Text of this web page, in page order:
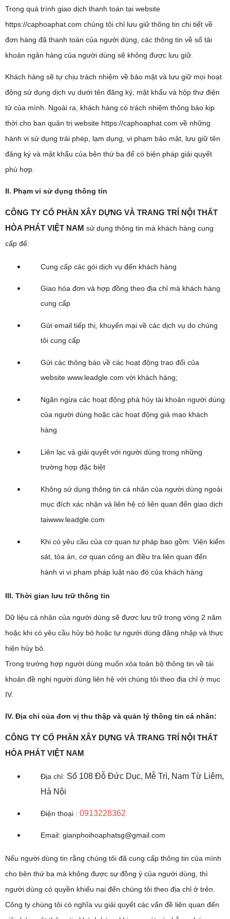
Trong quá trình giao dịch thanh toán tại website
https://caphoaphat.com chúng tôi chỉ lưu giữ thông tin chi tiết về
đơn hàng đã thanh toán của người dùng, các thông tin về số tài
khoản ngân hàng của người dùng sẽ không được lưu giữ.
Khách hàng sẽ tự chịu trách nhiệm về bảo mật và lưu giữ mọi hoạt
động sử dụng dịch vụ dưới tên đăng ký, mật khẩu và hộp thư điện
tử của mình. Ngoài ra, khách hàng có trách nhiệm thông báo kịp
thời cho ban quản trị website https://caphoaphat.com về những
hành vi sử dụng trái phép, lạm dụng, vi phạm bảo mật, lưu giữ tên
đăng ký và mật khẩu của bên thứ ba để có biện pháp giải quyết
phù hợp.
II. Phạm vi sử dụng thông tin
CÔNG TY CỔ PHẦN XÂY DỰNG VÀ TRANG TRÍ NỘI THẤT
HÒA PHÁT VIỆT NAM sử dụng thông tin mà khách hàng cung
cấp để:
Cung cấp các gói dịch vụ đến khách hàng
Giao hóa đơn và hợp đồng theo địa chỉ mà khách hàng
cung cấp
Gửi email tiếp thị, khuyến mại về các dịch vụ do chúng
tôi cung cấp
Gửi các thông báo về các hoạt động trao đổi của
website www.leadgle.com với khách hàng;
Ngăn ngừa các hoạt động phá hủy tài khoản người dùng
của người dùng hoặc các hoạt động giả mạo khách
hàng
Liên lạc và giải quyết với người dùng trong những
trường hợp đặc biệt
Không sử dụng thông tin cá nhân của người dùng ngoài
mục đích xác nhận và liên hệ có liên quan đến giao dịch
tạiwww.leadgle.com
Khi có yêu cầu của cơ quan tư pháp bao gồm: Viện kiểm
sát, tòa án, cơ quan công an điều tra liên quan đến
hành vi vi phạm pháp luật nào đó của khách hàng
III. Thời gian lưu trữ thông tin
Dữ liệu cá nhân của người dùng sẽ được lưu trữ trong vòng 2 năm
hoặc khi có yêu cầu hủy bỏ hoặc tự người dùng đăng nhập và thực
hiện hủy bỏ.
Trong trường hợp người dùng muốn xóa toàn bộ thông tin về tài
khoản đề nghị người dùng liên hệ với chúng tôi theo địa chỉ ở mục
IV.
IV. Địa chỉ của đơn vị thu thập và quản lý thông tin cá nhân:
CÔNG TY CỔ PHẦN XÂY DỰNG VÀ TRANG TRÍ NỘI THẤT
HÒA PHÁT VIỆT NAM
Địa chỉ: Số 108 Đỗ Đức Dục, Mễ Trì, Nam Từ Liêm,
Hà Nội
Điện thoại : 0913228362
Email: gianphoihoaphatsg@gmail.com
Nếu người dùng tin rằng chúng tôi đã cung cấp thông tin của mình
cho bên thứ ba mà không được sự đồng ý của người dùng, thì
người dùng có quyền khiếu nại đến chúng tôi theo địa chỉ ở trên.
Công ty chúng tôi có nghĩa vụ giải quyết các vấn đề liên quan đến